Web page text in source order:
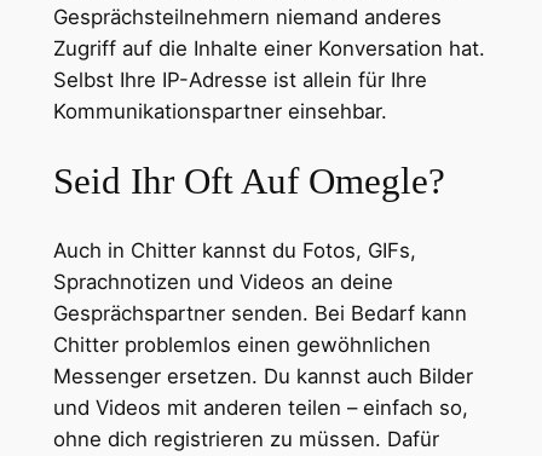
Gesprächsteilnehmern niemand anderes
Zugriff auf die Inhalte einer Konversation hat.
Selbst Ihre IP-Adresse ist allein für Ihre
Kommunikationspartner einsehbar.
Seid Ihr Oft Auf Omegle?
Auch in Chitter kannst du Fotos, GIFs,
Sprachnotizen und Videos an deine
Gesprächspartner senden. Bei Bedarf kann
Chitter problemlos einen gewöhnlichen
Messenger ersetzen. Du kannst auch Bilder
und Videos mit anderen teilen – einfach so,
ohne dich registrieren zu müssen. Dafür